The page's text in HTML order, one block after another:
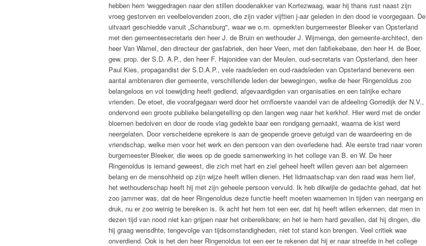
hebben hem 'weggedragen naar den stillen doodenakker van Kortezwaag, waar hij thans rust naast zijn
vroeg gestorven en veelbelovenden zoon, die zijn vader vijftien j-aar geleden in den dood ie voorgegaan. De
uitvaart geschiedde vanuit „Schansburg", waar we o.m. opmerkten burgemeester Bleeker van Opsterland
met den gemeentesecretaris den heer J. de Bruin en wethouder J. Wijmenga, den gemeente-architect, den
heer Van Wamel, den directeur der gasfabriek, den heer Veen, met den fabfiekebaae, den heer H. de Boer,
gew. prop. der S.D. A.P., den heer F. Hajonidee van der Meulen, oud-secretaris van Opsterland, den heer
Paul Kies, propagandist der S.D.A.P., vele raadsleden en oud-raadsleden van Opsterland benevens een
aantal ambtenaren dier gemeente, verschillende leden der bewegingen, welke de heer Ringenoldus zoo
belangeloos en vol toewijding heeft gediend, afgevaardigden van organisaties en een talrijke echare
vrienden. De etoet, die voorafgegaan werd door het omfloerste vaandel van de afdeeling Gorredijk der N.V.,
ondervond een groote publieke belangetelling op den langen weg naar het kerkhof. Hier werd met de onder
bloemen bedolven en door de roode vlag gedekte baar een rondgang gemaakt, waarna de kist werd
neergelaten. Door verscheidene eprekere is aan de geopende groeve getuigd van de waardeering en de
vriendschap, welke men voor het werk en den persoon van den overledene had. Ale eerste trad naar voren
burgemeester Bleeker, die wees op de goede samenwerking in het college van B. en W. De heer
Ringenoldus is iemand geweest, die zich met hart en ziel geheel heeft willen geven aan bet algemeen
belang en de mensohheid op zijn wijze heeft willen dienen. Het lidmaatschap van den raad was hem lief,
het wethouderschap heeft hij met zijn geheele persoon vervuld. Ik heb dikwijle de gedachte gehad, dat het
zoo jammer was, dat de heer Ringenoldus deze functie heeft moeten waarnemen in tijden van neergang en
druk, nu er zoo weinig te bereiken is. Ik acht het hem tot een eer, dat hij heeft willen erkennen, dat men in
dezen tijd van nood niet kan grijpen naar het onbereikbare; en het ie hem hard gevallen, dat hij dingen, die
hij graag wensdhte, tengevolge van tijdsomstandigheden, niet tot stand kon brengen. Veel critiek wae
onverdiend. Ook is het den heer Ringenoldus tot een eer te rekenen dat hij er naar streefde in het college